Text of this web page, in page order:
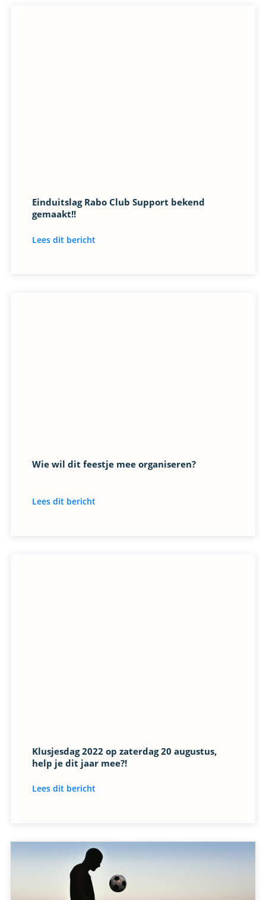
Einduitslag Rabo Club Support bekend
gemaakt!!
Lees dit bericht
Wie wil dit feestje mee organiseren?
Lees dit bericht
Klusjesdag 2022 op zaterdag 20 augustus,
help je dit jaar mee?!
Lees dit bericht